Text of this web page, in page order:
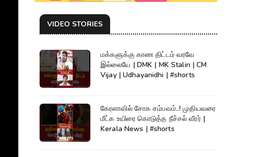
VIDEO STORIES
மக்களுக்கு காண திட்டம் வரவே
இல்லையே | DMK | MK Stalin | CM
Vijay | Udhayanidhi | #shorts
கேரளாவில் சோக சம்பவம்..! முதியவரை
மீட்க உயிரை கொடுத்த நீச்சல் வீரர் |
Kerala News | #shorts